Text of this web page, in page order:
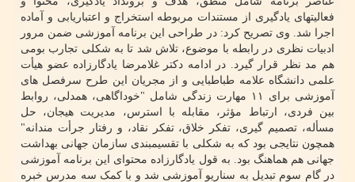
فعالیتهای یادگیری از مستندات مربوطه استخراج و اعتباریابی و آماده
اجرا شد. وی تصریح کرد: در طراحی این برنامه آموزشی ضمن مرور
ادبیات نظری در رابطه با موضوع، تلاش شد تا به شکلی تجارب بومی
هم مد نظر قرار گیرد. در ادامه دکتر غلامرضا یادگارزاده عضو هیأت
علمی دانشگاه علامه طباطبایی و از مجریان این طرح سرفصل های
آموزشی برای ۱۱ مهارت زندگی شامل "خوداگاهی، همدلی، روابط
بین فردی، ارتباط مؤثر، مقابله با استرس، مدیریت هیجان، حل
مسأله، تصمیم گیری، تفکر خلاق، تفکر نقاد، و رفتار جرأت مندانه"
همچون نتایجی بود که به شکلی با تقسیم‏بندی سازمان جهانی بهداشت
جهانی هم هماهنگ بود. به قول یادگارزاده محتوای این برنامه آموزشی
در گام سوم تبدیل به سناریو آموزشی شد و با کمک سه مدرس خبره